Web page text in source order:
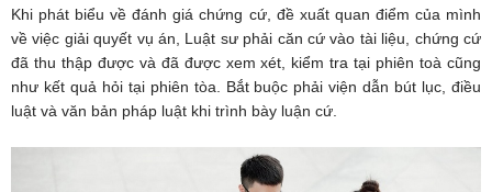
Khi phát biểu về đánh giá chứng cứ, đề xuất quan điểm của mình
về việc giải quyết vụ án, Luật sư phải căn cứ vào tài liệu, chứng cứ
đã thu thập được và đã được xem xét, kiểm tra tại phiên toà cũng
như kết quả hỏi tại phiên tòa. Bắt buộc phải viện dẫn bút lục, điều
luật và văn bản pháp luật khi trình bày luận cứ.